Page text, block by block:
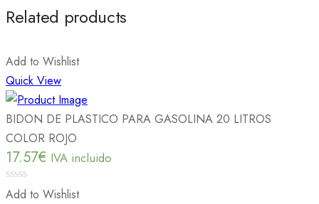
Related products
Add to Wishlist
Quick View
BIDON DE PLASTICO PARA GASOLINA 20 LITROS
COLOR ROJO
17.57€ IVA incluido
0
out
Add to Wishlist